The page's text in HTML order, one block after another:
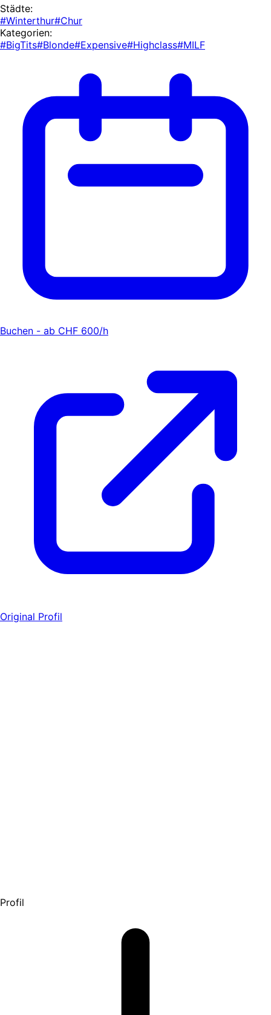
Städte:
#Winterthur#Chur
Kategorien:
#BigTits#Blonde#Expensive#Highclass#MILF
Buchen - ab CHF 600/h
Original Profil
Profil